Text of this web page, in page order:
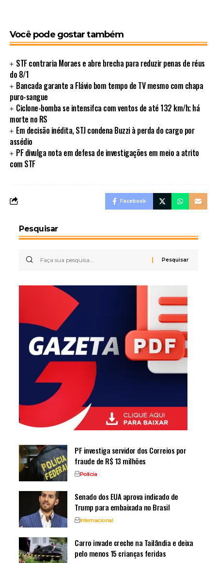
Você pode gostar também
STF contraria Moraes e abre brecha para reduzir penas de réus
do 8/1
Bancada garante a Flávio bom tempo de TV mesmo com chapa
puro-sangue
Ciclone-bomba se intensifca com ventos de até 132 km/h; há
morte no RS
Em decisão inédita, STJ condena Buzzi à perda do cargo por
assédio
PF divulga nota em defesa de investigações em meio a atrito
com STF
Facebook
Pesquisar
PF investiga servidor dos Correios por
fraude de R$ 13 milhões
Polícia
Senado dos EUA aprova indicado de
Trump para embaixada no Brasil
Internacional
Carro invade creche na Tailândia e deixa
pelo menos 15 crianças feridas